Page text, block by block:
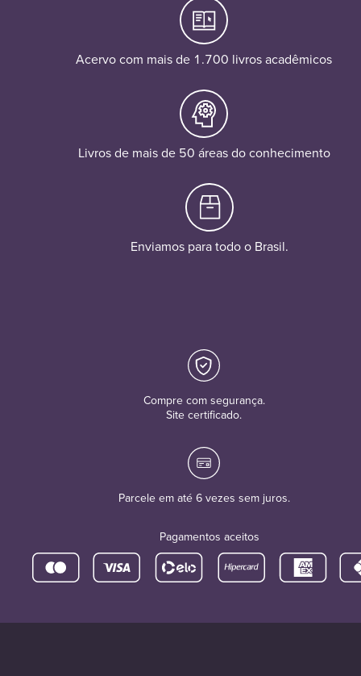
Acervo com mais de 1.700 livros acadêmicos
Livros de mais de 50 áreas do conhecimento
Enviamos para todo o Brasil.
Compre com segurança.
Site certificado.
Parcele em até 6 vezes sem juros.
Pagamentos aceitos